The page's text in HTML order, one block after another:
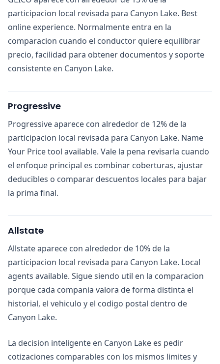
participacion local revisada para Canyon Lake. Best
online experience. Normalmente entra en la
comparacion cuando el conductor quiere equilibrar
precio, facilidad para obtener documentos y soporte
consistente en Canyon Lake.
Progressive
Progressive aparece con alrededor de 12% de la
participacion local revisada para Canyon Lake. Name
Your Price tool available. Vale la pena revisarla cuando
el enfoque principal es combinar coberturas, ajustar
deducibles o comparar descuentos locales para bajar
la prima final.
Allstate
Allstate aparece con alrededor de 10% de la
participacion local revisada para Canyon Lake. Local
agents available. Sigue siendo util en la comparacion
porque cada compania valora de forma distinta el
historial, el vehiculo y el codigo postal dentro de
Canyon Lake.
La decision inteligente en Canyon Lake es pedir
cotizaciones comparables con los mismos limites y